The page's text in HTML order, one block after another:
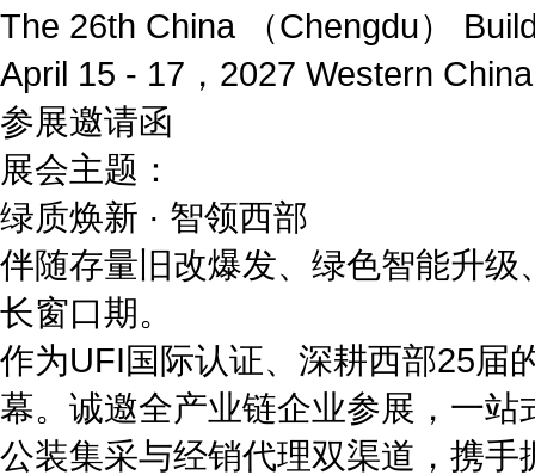
The 26th China （Chengdu）
April 15 - 17，2027 Western
参展邀请函
展会主题：
绿质焕新 · 智领西部
伴随存量旧改爆发、绿色智能升
长窗口期。
作为UFI国际认证、深耕西部25届
幕。诚邀全产业链企业参展，一
公装集采与经销代理双渠道，携